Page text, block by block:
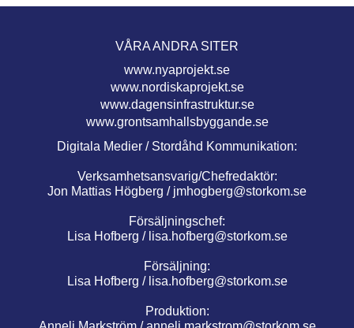
VÅRA ANDRA SITER
www.nyaprojekt.se
www.nordiskaprojekt.se
www.dagensinfrastruktur.se
www.grontsamhallsbyggande.se
Digitala Medier / Stordåhd Kommunikation:
Verksamhetsansvarig/Chefredaktör:
Jon Mattias Högberg / jmhogberg@storkom.se
Försäljningschef:
Lisa Hofberg / lisa.hofberg@storkom.se
Försäljning:
Lisa Hofberg / lisa.hofberg@storkom.se
Produktion: